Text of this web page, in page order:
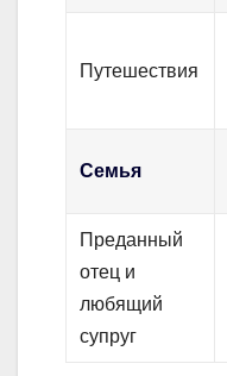
Путешествия
Семья
Преданный
отец и
любящий
супруг